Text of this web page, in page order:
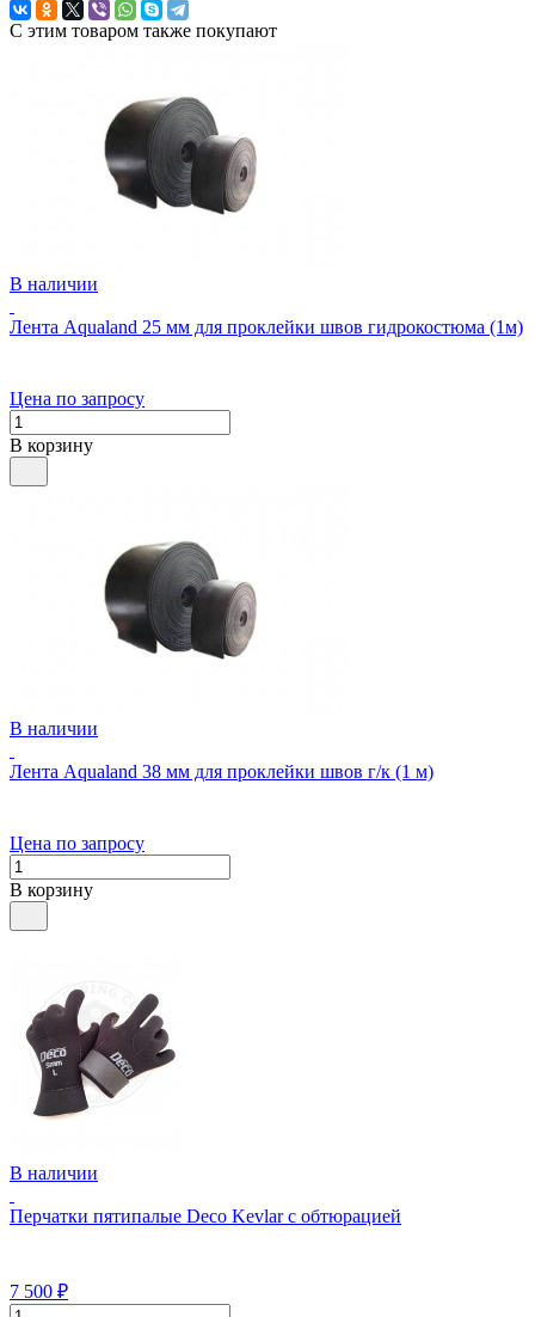
С этим товаром также покупают
В наличии
Лента Aqualand 25 мм для проклейки швов гидрокостюма (1м)
Цена по запросу
В корзину
В наличии
Лента Aqualand 38 мм для проклейки швов г/к (1 м)
Цена по запросу
В корзину
В наличии
Перчатки пятипалые Deco Kevlar с обтюрацией
7 500 ₽